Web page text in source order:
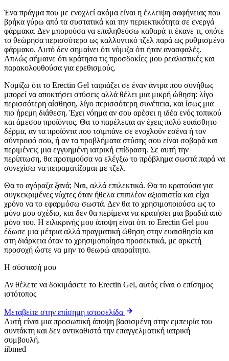
Ένα πράγμα που με ενοχλεί ακόμα είναι η έλλειψη σαφήνειας που
βρήκα γύρω από τα συστατικά και την περιεκτικότητα σε ενεργά
φάρμακα. Δεν μπορούσα να επαληθεύσω καθαρά τι έκανε τι, οπότε
το θεώρησα περισσότερο ως καλλυντικό τζελ παρά ως ρυθμισμένο
φάρμακο. Αυτό δεν σημαίνει ότι νόμιζα ότι ήταν ανασφαλές.
Απλώς σήμαινε ότι κράτησα τις προσδοκίες μου ρεαλιστικές και
παρακολουθούσα για ερεθισμούς.
Νομίζω ότι το Erectin Gel ταιριάζει σε έναν άντρα που συνήθως
μπορεί να αποκτήσει στύσεις αλλά θέλει μια μικρή ώθηση: λίγο
περισσότερη αίσθηση, λίγο περισσότερη συνέπεια, και ίσως μια
πιο ήρεμη διάθεση. Έχει νόημα αν σου αρέσει η ιδέα ενός τοπικού
και άμεσου προϊόντος. Θα το παρέλειπα αν έχεις πολύ ευαίσθητο
δέρμα, αν τα προϊόντα που τσιμπάνε σε ενοχλούν εσένα ή τον
σύντροφό σου, ή αν τα προβλήματα στύσης σου είναι σοβαρά και
περιμένεις μια εγγυημένη ιατρική επίδραση. Σε αυτή την
περίπτωση, θα προτιμούσα να ελέγξω το πρόβλημα σωστά παρά να
συνεχίσω να πειραματίζομαι με τζελ.
Θα το αγόραζα ξανά; Ναι, αλλά επιλεκτικά. Θα το κρατούσα για
συγκεκριμένες νύχτες όταν ήθελα επιπλέον αξιοπιστία και είχα
χρόνο να το εφαρμόσω σωστά. Δεν θα το χρησιμοποιούσα ως το
μόνο μου σχέδιο, και δεν θα περίμενα να κρατήσει μια βραδιά από
μόνο του. Η ειλικρινής μου άποψη είναι ότι το Erectin Gel μου
έδωσε μια μέτρια αλλά πραγματική ώθηση στην ευαισθησία και
στη διάρκεια όταν το χρησιμοποίησα προσεκτικά, με αρκετή
προσοχή ώστε να μην το θεωρώ απαραίτητο.
Η σύστασή μου
Αν θέλετε να δοκιμάσετε το Erectin Gel, αυτός είναι ο επίσημος
ιστότοπος
Μεταβείτε στην επίσημη ιστοσελίδα
Αυτή είναι μια προσωπική άποψη βασισμένη στην εμπειρία του
συντάκτη και δεν αντικαθιστά την επαγγελματική ιατρική
συμβουλή.
iibmed